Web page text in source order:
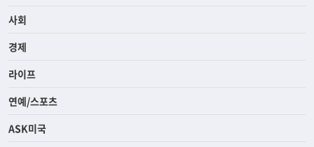
사회
경제
라이프
연예/스포츠
ASK미국